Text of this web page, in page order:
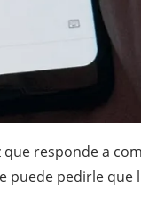
responde a
puede pedirle que